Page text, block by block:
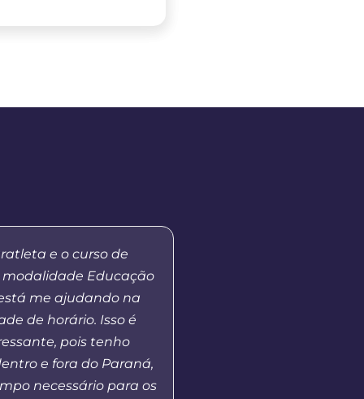
e o curso de
Educação
me ajudando na
de horário. Isso é
pois tenho
e fora do Paraná,
necessário para os